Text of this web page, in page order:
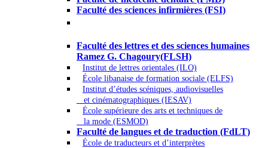
Faculté des sciences infirmières (FSI)
Faculté des lettres et des sciences humaines
Ramez G. Chagoury(FLSH)
Institut de lettres orientales (ILO)
École libanaise de formation sociale (ELFS)
Institut d’études scéniques, audiovisuelles
et cinématographiques (IESAV)
École supérieure des arts et techniques de
la mode (ESMOD)
Faculté de langues et de traduction (FdLT)
École de traducteurs et d’interprètes